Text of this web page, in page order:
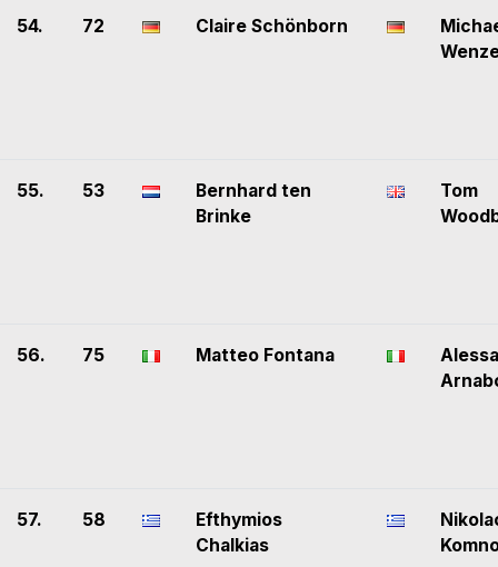
54. 72 Claire Schönborn
55. 53
Bernhard ten
Brinke
Tom
56. 75 Matteo Fontana
57. 58
Efthymios
Chalkias